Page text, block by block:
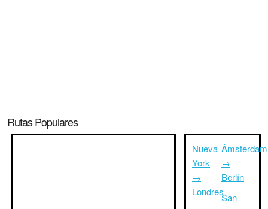
Rutas Populares
Nueva
York
→
Londres
Ámsterdam
→
Berlín
San